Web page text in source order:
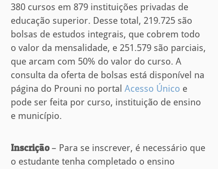
380 cursos em 879 instituições privadas de
educação superior. Desse total, 219.725 são
bolsas de estudos integrais, que cobrem todo
o valor da mensalidade, e 251.579 são parciais,
que arcam com 50% do valor do curso. A
consulta da oferta de bolsas está disponível na
página do Prouni no portalAcesso Único e
pode ser feita por curso, instituição de ensino
e município.
Inscrição– Para se inscrever, é necessário que
o estudante tenha completado o ensino